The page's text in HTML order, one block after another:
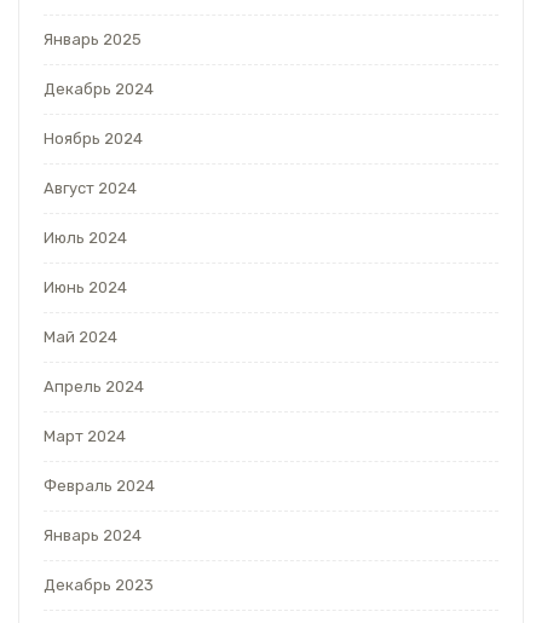
Январь 2025
Декабрь 2024
Ноябрь 2024
Август 2024
Июль 2024
Июнь 2024
Май 2024
Апрель 2024
Март 2024
Февраль 2024
Январь 2024
Декабрь 2023